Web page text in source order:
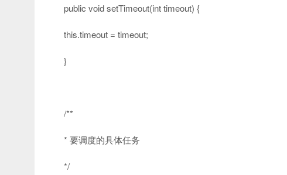
public voidsetTimeout(inttimeout) {
this.timeout = timeout;
}
/**
* 要调度的具体任务
*/